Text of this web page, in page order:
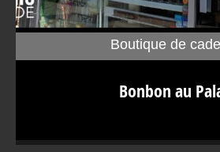
paie pas de mine avec une
des plus grands noms de la
Boutique de
Bonbon au